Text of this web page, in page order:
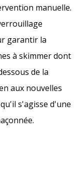
manuelle.
garantir la
à skimmer dont
de la
aux nouvelles
s'agisse d'une